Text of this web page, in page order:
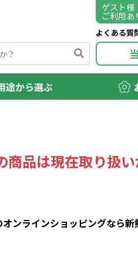
ゲスト様
ご利用あ
よくある質
途から選ぶ
商品は現在取り扱い
ンラインショッピングなら